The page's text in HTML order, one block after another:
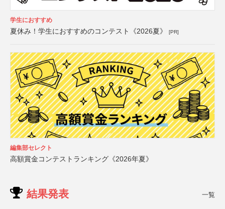
学生におすすめ
夏休み！学生におすすめのコンテスト《2026夏》 [PR]
編集部セレクト
高額賞金コンテストランキング《2026年夏》
結果発表 一覧